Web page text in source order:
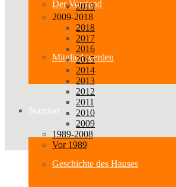
Der Vorstand
Mitglied werden
Standort
Geschichte des Hauses
2019
2009-2018
2018
2017
2016
2015
2014
2013
2012
2011
2010
2009
1989-2008
Vor 1989